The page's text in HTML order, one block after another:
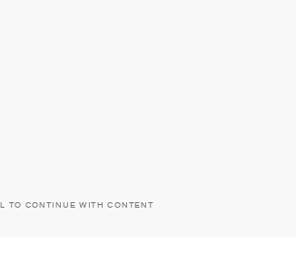
TO CONTINUE WITH CONTENT